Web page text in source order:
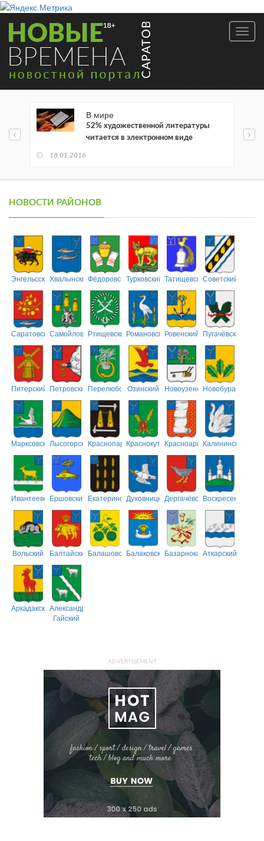
В мире
52% художественной литературы
читается в электронном виде
18.01.2016
НОВОСТИ РАЙОНОВ
ЭнгельсскийХвалынскийФёдоровскийТурковский ТатищевскийСоветский
СаратовскийСамойловскийРтищевскийРомановскийРовенский Пугачёвский
Питерский ПетровскийПерелюбскийОзинский НовоузенскийНовобурасский
МарксовскийЛысогорскийКраснопартизанский
КраснокутскийКрасноармейский
Калининский
ИвантеевскийЕршовский ЕкатериновскийДуховницкийДергачёвскийВоскресенский
Вольский БалтайскийБалашовскийБалаковскийБазарнокарабулакский
Аткарский
АркадакскийАлександрово-
Гайский
ADVERTISEMENT